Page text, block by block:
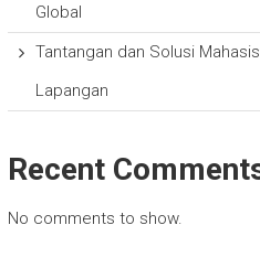
Global
Tantangan dan Solusi
Lapangan
Recent
No comments to show.